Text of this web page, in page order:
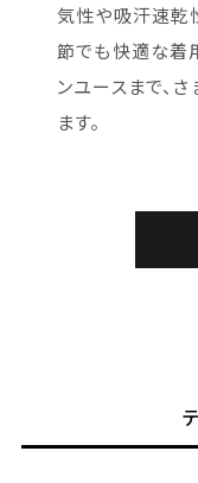
気性や吸汗速乾
節でも快適な着
ンユースまで、
ます。